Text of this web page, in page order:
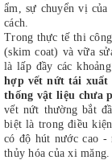
ẩm, sự chuyển vị của
cách.
Trong thực tế thi
(skim coat) và vữa
là lấp đầy các
hợp vết nứt tái xuất
thống vật liệu chưa
vết nứt thường bắt
biệt là trong điều
có độ hút nước cao -
thủy hóa của xi măng.